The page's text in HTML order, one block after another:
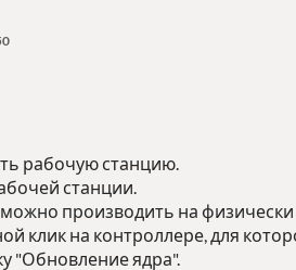
рабочую станцию.
станции.
производить на
клик на контроллере, для
"Обновление ядра".